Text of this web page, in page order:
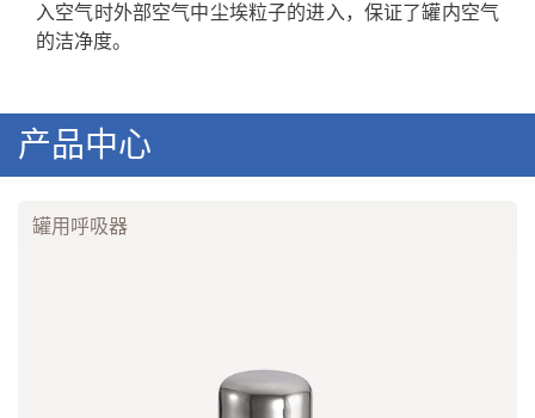
入空气时外部空气中尘埃粒子的进入，保证了罐内空气
的洁净度。
产品中心
罐用呼吸器